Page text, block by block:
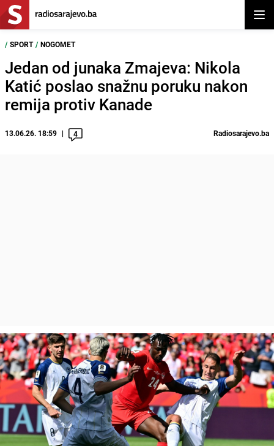
/ SPORT / NOGOMET
Jedan od junaka Zmajeva: Nikola
Katić poslao snažnu poruku nakon
remija protiv Kanade
13.06.26. 18:59 4 Radiosarajevo.ba